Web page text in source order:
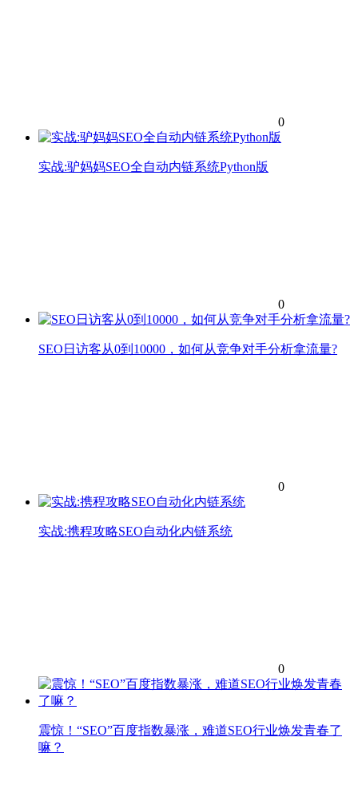
0
实战:驴妈妈SEO全自动内链系统Python版
0
SEO日访客从0到10000，如何从竞争对手分析拿流量?
0
实战:携程攻略SEO自动化内链系统
0
震惊！“SEO”百度指数暴涨，难道SEO行业焕发青春了
嘛？